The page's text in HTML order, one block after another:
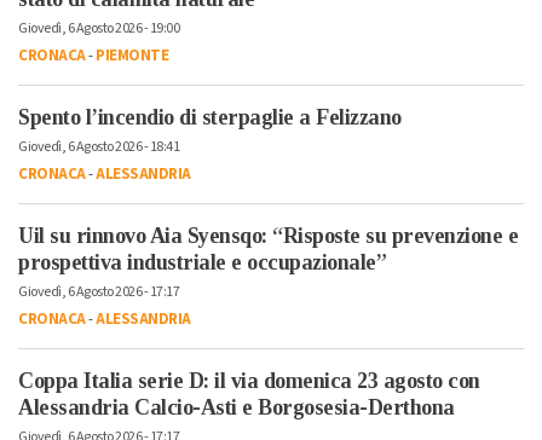
Giovedì, 6 Agosto 2026 - 19:00
CRONACA-PIEMONTE
Spento l’incendio di sterpaglie a Felizzano
Giovedì, 6 Agosto 2026 - 18:41
CRONACA-ALESSANDRIA
Uil su rinnovo Aia Syensqo: “Risposte su prevenzione e
prospettiva industriale e occupazionale”
Giovedì, 6 Agosto 2026 - 17:17
CRONACA-ALESSANDRIA
Coppa Italia serie D: il via domenica 23 agosto con
Alessandria Calcio-Asti e Borgosesia-Derthona